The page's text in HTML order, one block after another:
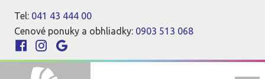
Tel: 041 43 444 00
Cenové ponuky a obhliadky: 0903 513 068